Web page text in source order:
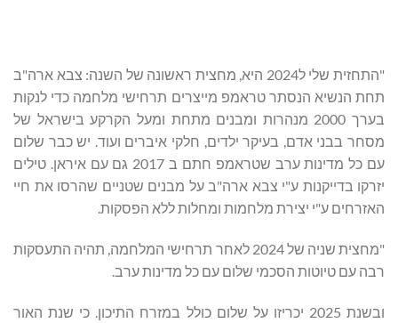
"התחזית שלי ל2024 היא, מחצית ראשונה של השנה: צבא ארה"ב
תחת הנשיא הנסתר טראמפ מייצרים תרחישי מלחמה כדי לנקות
בערך 2000 מנהרות ומבנים מתחת ומעל הקרקע בישראל של
מסחר בבני אדם, בעיקר ילדים, חלקי איברים ועוד. יש כבר שלום
עם כל מדינות ערב שטראמפ חתם ב 2017 גם עם איראן. טילים
יזרקו בדייקנות ע"י צבא ארה"ב על מבנים שטניים שהרסו את חיי
האזרחים ע"י יצירת מלחמות ומחלות ללא הפסקות.
"מחצית שניה של 2024 לאחר תרחישי המלחמה, תהיה התעסקות
רבה עם טיוטות הסכמי שלום עם כל מדינות ערב.
ובשנת 2025 יכריזו על שלום כולל במזרח התיכון. כי שנת האור